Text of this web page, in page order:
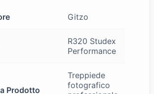
Gitzo
R320 Studex
Performance
Prodotto
Treppiede
fotografico